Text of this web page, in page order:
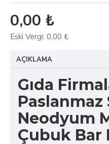
0,00 ₺
Eski Vergi: 0,00 ₺
AÇIKLAMA
Gıda
Paslanmaz
Neodyum
Çubuk Bar